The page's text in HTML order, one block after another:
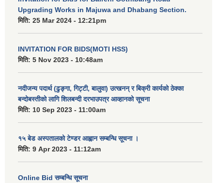
Upgrading Works in Majuwa and Dhabang Section.
मिति: 25 Mar 2024 - 12:21pm
INVITATION FOR BIDS(MOTI HSS)
मिति: 5 Nov 2023 - 10:48am
नदीजन्य पदार्थ (ढुङ्गा, गिट्टी, बालुवा) उत्खनन् र बिक्री कार्यको ठेक्का
बन्दोबस्तीको लागि शिलबन्दी दरभाउपत्र आव्हानको सूचना
मिति: 10 Sep 2023 - 11:00am
१५ बेड अस्पतालको टेण्डर आह्वान सम्बन्धि सूचना ।
मिति: 9 Apr 2023 - 11:12am
Online Bid सम्बन्धि सूचना